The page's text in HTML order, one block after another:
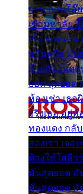
ยวน กวนโอ๊
เข้ามหาลัย
เรื่องแน่นอน
พรั่นพรือ มัน
ด้วยกัน ก็เล
ยอด สุดยอด
ห้องเช่า เธ
จริงเธอ อยู่ห้
ทองแดง กลั
สองเรา เจอ
ต้องให้ใส่ลี
มันสุดยอด มั
มันสุดยอด มั